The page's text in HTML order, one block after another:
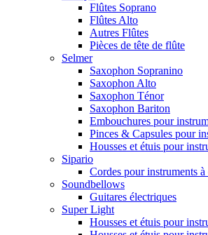
Flûtes Soprano
Flûtes Alto
Autres Flûtes
Pièces de tête de flûte
Selmer
Saxophon Sopranino
Saxophon Alto
Saxophon Ténor
Saxophon Bariton
Embouchures pour
Pinces & Capsules pour
Housses et étuis pour
Sipario
Cordes pour instruments à
Soundbellows
Guitares électriques
Super Light
Housses et étuis pour